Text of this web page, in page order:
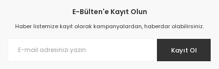
E-Bülten'e Kayıt Olun
Haber listemize kayıt olarak kampanyalardan, haberdar olabilirsiniz.
Kayıt Ol